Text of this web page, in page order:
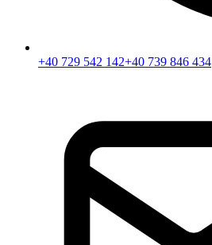
+40 729 542 142+40 739 846 434